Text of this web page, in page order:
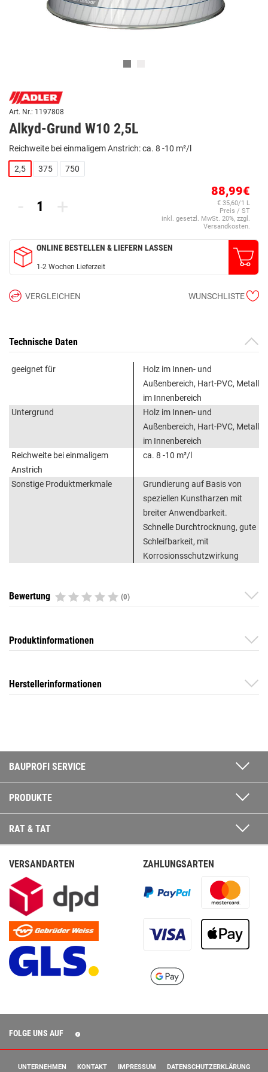
Art. Nr.: 1197808
Alkyd-Grund W10 2,5L
Reichweite bei einmaligem Anstrich: ca. 8 -10 m²/l
2,5 375 750
- +
88,99€
€ 35,60/1 L
Preis / ST
inkl. gesetzl. MwSt. 20%, zzgl.
Versandkosten.
ONLINE BESTELLEN & LIEFERN LASSEN
1-2 Wochen Lieferzeit
VERGLEICHEN WUNSCHLISTE
Technische Daten
geeignet für
Holz im Innen- und
Außenbereich, Hart-PVC, Metall
im Innenbereich
Untergrund
Holz im Innen- und
Außenbereich, Hart-PVC, Metall
im Innenbereich
Reichweite bei einmaligem
Anstrich
ca. 8 -10 m²/l
Sonstige Produktmerkmale
Grundierung auf Basis von
speziellen Kunstharzen mit
breiter Anwendbarkeit.
Schnelle Durchtrocknung, gute
Schleifbarkeit, mit
Korrosionsschutzwirkung
Bewertung (0)
Produktinformationen
Herstellerinformationen
BAUPROFI SERVICE
PRODUKTE
RAT & TAT
VERSANDARTEN ZAHLUNGSARTEN
FOLGE UNS AUF
UNTERNEHMEN KONTAKT IMPRESSUM DATENSCHUTZERKLÄRUNG